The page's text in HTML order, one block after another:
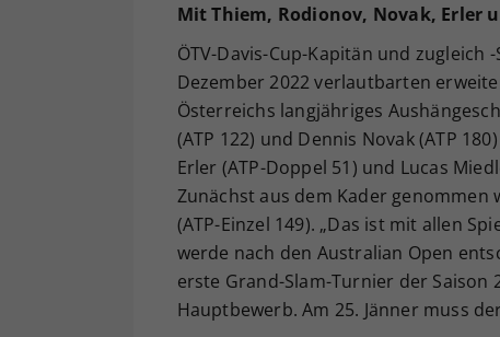
Mit Thiem, Rodionov, Novak, Erler
ÖTV-Davis-Cup-Kapitän und
Dezember 2022 verlautbarten
Österreichs langjähriges
(ATP 122) und Dennis Novak (ATP
Erler (ATP-Doppel 51) und Lucas
Zunächst aus dem Kader
(ATP-Einzel 149). „Das ist mit allen
werde nach den Australian Open
erste Grand-Slam-Turnier der
Hauptbewerb. Am 25. Jänner muss